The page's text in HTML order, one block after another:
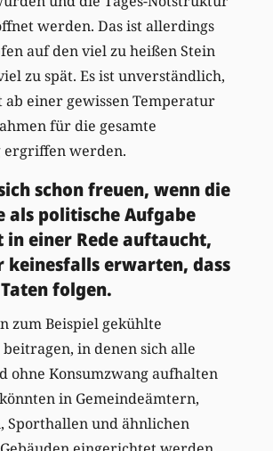
werden. Das ist allerdings
auf den viel zu heißen Stein
zu spät. Es ist unverständlich,
einer gewissen Temperatur
für die gesamte
ergriffen werden.
schon freuen, wenn die
als politische Aufgabe
in einer Rede auftaucht,
keinesfalls erwarten, dass
folgen.
zum Beispiel gekühlte
in denen sich alle
ohne Konsumzwang aufhalten
in Gemeindeämtern,
Sporthallen und ähnlichen